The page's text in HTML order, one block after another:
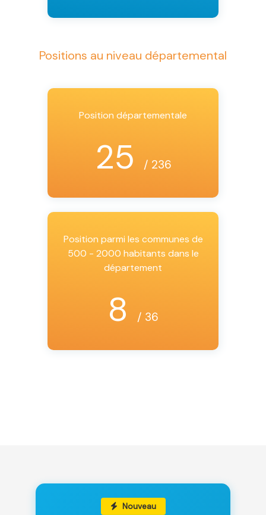
Positions au niveau départemental
Position départementale
25 / 236
Position parmi les communes de
500 - 2000 habitants dans le
département
8 / 36
Nouveau